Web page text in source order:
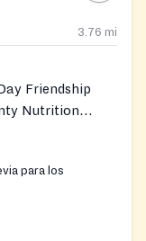
3.76 mi
Friendship
Nutrition
educational
is free,
per meal to help
para los